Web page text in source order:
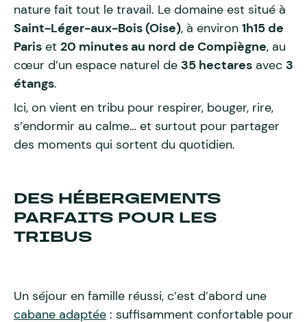
nature fait tout le travail. Le domaine est situé à
Saint-Léger-aux-Bois (Oise), à environ 1h15 de
Paris et 20 minutes au nord de Compiègne, au
cœur d’un espace naturel de 35 hectares avec 3
étangs.
Ici, on vient en tribu pour respirer, bouger, rire,
s’endormir au calme… et surtout pour partager
des moments qui sortent du quotidien.
DES HÉBERGEMENTS
PARFAITS POUR LES
TRIBUS
Un séjour en famille réussi, c’est d’abord une
cabane adaptée : suffisamment confortable pour